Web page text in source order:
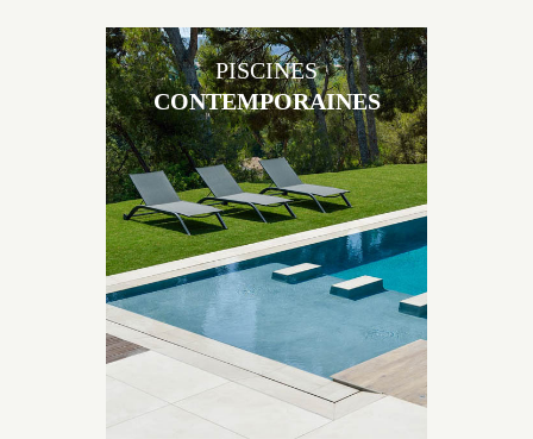
Les piscines en béton contemporaines Jacques
Brens sont uniques grâce au large choix de
matériaux et de revêtements et les nombreuses
options disponibles, miroir, couloir de nage, plage
immergée, débordement.
PISCINES
CONTEMPORAINES